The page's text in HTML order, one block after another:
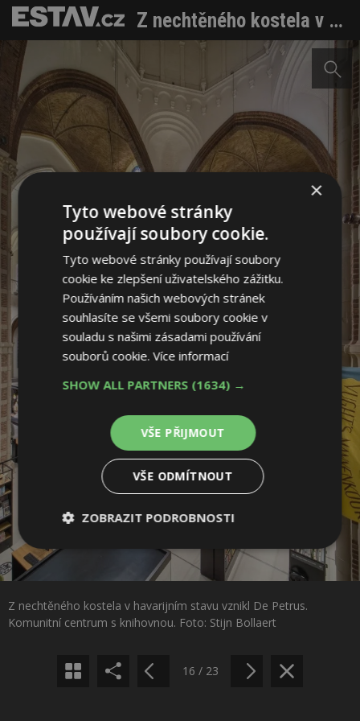
Z nechtěného kostela v havarijním stavu vzniklo komunitní centrum s knihovnou
Z nechtěného kostela v havarijním stavu vznikl De Petrus.
Komunitní centrum s knihovnou. Foto: Stijn Bollaert
Sdílet na Facebooku
Sdílet na Pinterestu
16 / 23
×
Tyto webové stránky
používají soubory cookie.
Tyto webové stránky používají soubory
cookie ke zlepšení uživatelského zážitku.
Používáním našich webových stránek
souhlasíte se všemi soubory cookie v
souladu s našimi zásadami používání
souborů cookie.Více informací
SHOW ALL PARTNERS (1634) →
VŠE PŘIJMOUT
VŠE ODMÍTNOUT
ZOBRAZIT PODROBNOSTI
Nezbytně
soubory
Výkonové
soubory
Soubory
cílení